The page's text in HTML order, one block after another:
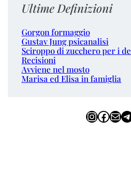
Ultime Definizioni
Gorgon formaggio
Gustav Jung psicanalisi
Sciroppo di zucchero per i
Recisioni
Avviene nel mosto
Marisa ed Elisa in famiglia
InstagramFacebook Email Telegram